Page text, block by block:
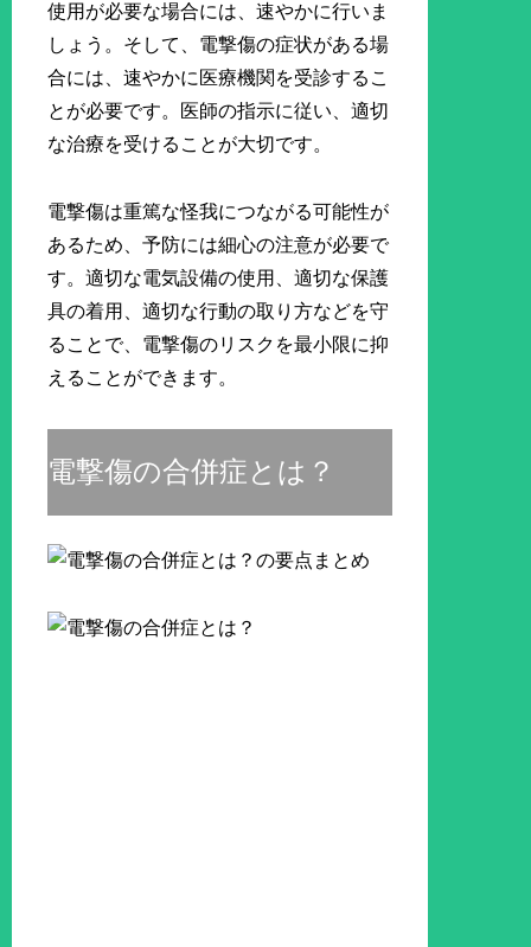
使用が必要な場合には、速やかに行いま
しょう。そして、電撃傷の症状がある場
合には、速やかに医療機関を受診するこ
とが必要です。医師の指示に従い、適切
な治療を受けることが大切です。
電撃傷は重篤な怪我につながる可能性が
あるため、予防には細心の注意が必要で
す。適切な電気設備の使用、適切な保護
具の着用、適切な行動の取り方などを守
ることで、電撃傷のリスクを最小限に抑
えることができます。
電撃傷の合併症とは？